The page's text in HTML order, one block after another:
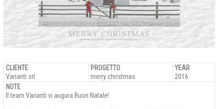
CLIENTE
Varianti srl
PROGETTO
merry christmas
YEAR
2016
NOTE
Il team Varianti vi augura Buon Natale!